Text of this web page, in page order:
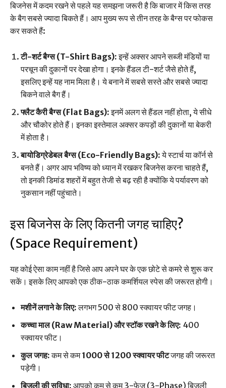
बिजनेस में कदम रखने से पहले यह समझना जरूरी है कि बाजार में किस तरह
के बैग सबसे ज्यादा बिकते हैं। आप मुख्य रूप से तीन तरह के बैग्स पर फोकस
कर सकते हैं:
टी-शर्ट बैग्स (T-Shirt Bags):इन्हें अक्सर आपने सब्जी मंडियों या
परचून की दुकानों पर देखा होगा। इनके हैंडल टी-शर्ट जैसे होते हैं,
इसलिए इन्हें यह नाम मिला है। ये बनाने में सबसे सस्ते और सबसे ज्यादा
बिकने वाले बैग हैं।
फ्लैट कैरी बैग्स (Flat Bags):इनमें अलग से हैंडल नहीं होता, ये सीधे
और चौकोर होते हैं। इनका इस्तेमाल अक्सर कपड़ों की दुकानों या बेकरी
में होता है।
बायोडिग्रेडेबल बैग्स (Eco-Friendly Bags):ये स्टार्च या कॉर्न से
बनते हैं। अगर आप भविष्य को ध्यान में रखकर बिजनेस करना चाहते हैं,
तो इनकी डिमांड शहरों में बहुत तेजी से बढ़ रही है क्योंकि ये पर्यावरण को
नुकसान नहीं पहुंचाते।
इस बिजनेस के लिए कितनी जगह चाहिए?
(Space Requirement)
यह कोई ऐसा काम नहीं है जिसे आप अपने घर के एक छोटे से कमरे से शुरू कर
सकें। इसके लिए आपको एक ठीक-ठाक कमर्शियल स्पेस की जरूरत होगी।
मशीनें लगाने के लिए:लगभग 500 से 800 स्क्वायर फीट जगह।
कच्चा माल (Raw Material) और स्टॉक रखने के लिए: 400
स्क्वायर फीट।
कुल जगह:कम से कम1000 से 1200 स्क्वायर फीटजगह की जरूरत
पड़ेगी।
बिजली की सुविधा: आपको कम से कम 3-फेज (3-Phase) बिजली